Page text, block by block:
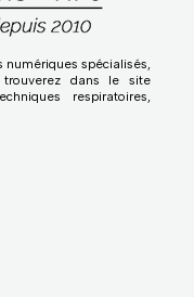
spécialisés,
trouverez dans le site
respiratoires,